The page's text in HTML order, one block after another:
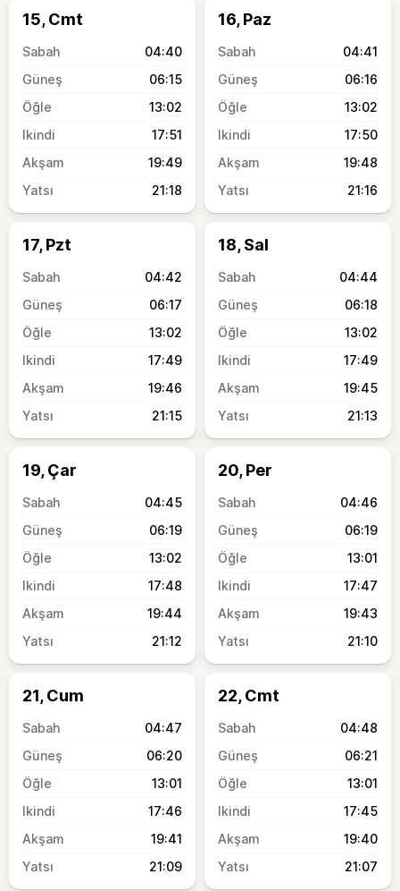
15, Cmt
04:40
06:15
13:02
17:51
19:49
21:18
16, Paz
04:41
06:16
13:02
17:50
19:48
21:16
17, Pzt
04:42
06:17
13:02
17:49
19:46
21:15
18, Sal
04:44
06:18
13:02
17:49
19:45
21:13
19, Çar
04:45
06:19
13:02
17:48
19:44
21:12
20, Per
04:46
06:19
13:01
17:47
19:43
21:10
21, Cum
04:47
06:20
13:01
17:46
19:41
21:09
22, Cmt
04:48
06:21
13:01
17:45
19:40
21:07